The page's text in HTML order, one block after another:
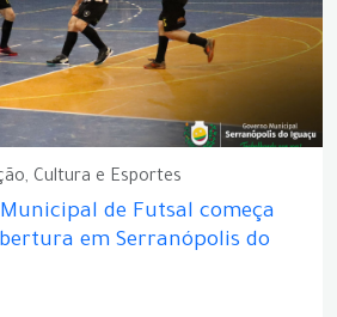
Cultura e Esportes
de Futsal começa
em Serranópolis do